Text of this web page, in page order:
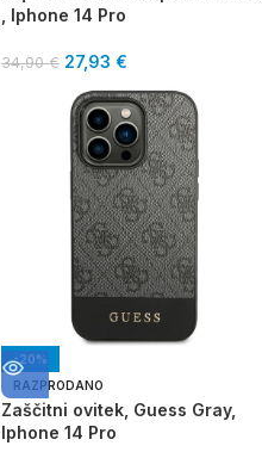
, Iphone 14 Pro
34,90€ 27,93 €
-20%
RAZPRODANO
Zaščitni ovitek, Guess Gray,
Iphone 14 Pro